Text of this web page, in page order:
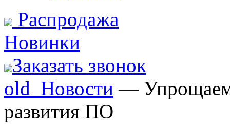
Распродажа
Новинки
Заказать звонок
old_Новости — Упрощаем
развития ПО